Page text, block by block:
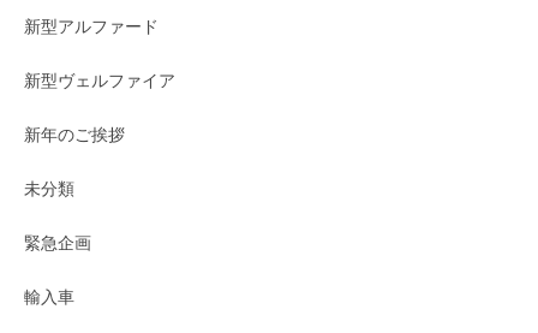
新型アルファード
新型ヴェルファイア
新年のご挨拶
未分類
緊急企画
輸入車